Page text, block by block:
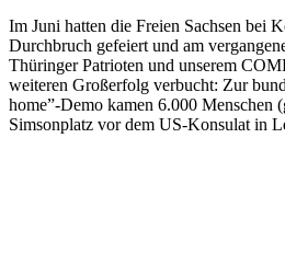
Im Juni hatten die Freien Sachsen bei
Durchbruch gefeiert und am
Thüringer Patrioten und unserem
weiteren Großerfolg verbucht: Zur
home”-Demo kamen 6.000 Menschen
Simsonplatz vor dem US-Konsulat in